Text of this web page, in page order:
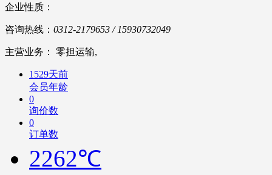
企业性质：
咨询热线： 0312-2179653 / 15930732049
主营业务： 零担运输,
1529天前
会员年龄
0
询价数
0
订单数
2262℃